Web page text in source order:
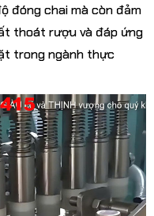
đóng chai mà còn đảm
thoát rượu và đáp ứng
trong ngành thực